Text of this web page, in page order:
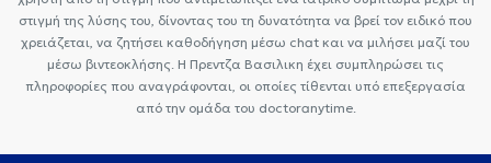
στιγμή της λύσης του, δίνοντας του τη δυνατότητα να βρεί τον ειδικό που
χρειάζεται, να ζητήσει καθοδήγηση μέσω chat και να μιλήσει μαζί του
μέσω βιντεοκλήσης. Η Πρεντζα Βασιλικη έχει συμπληρώσει τις
πληροφορίες που αναγράφονται, οι οποίες τίθενται υπό επεξεργασία
από την ομάδα του doctoranytime.